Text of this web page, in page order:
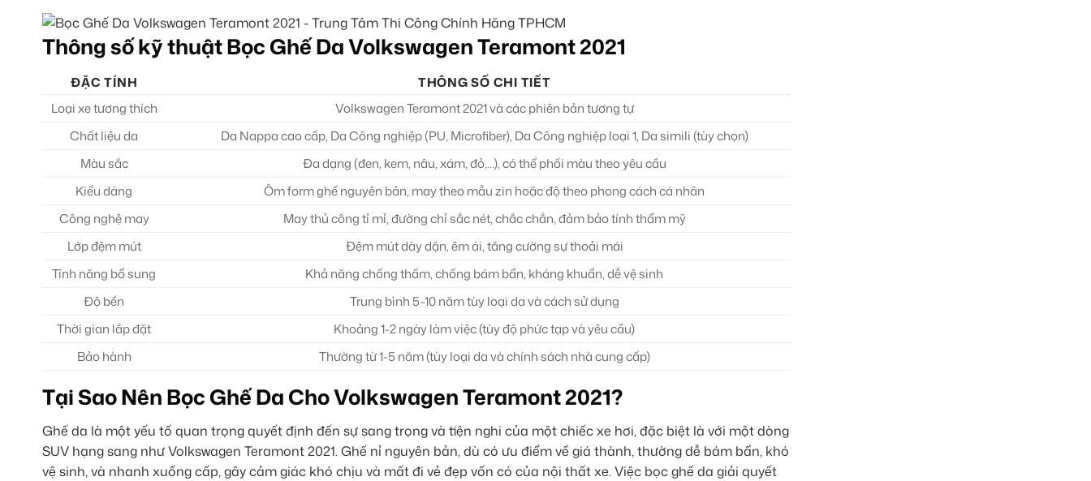
Thông số kỹ thuật Bọc Ghế Da Volkswagen Teramont 2021
ĐẶC TÍNH
THÔNG SỐ CHI TIẾT
Loại xe tương thích
Volkswagen Teramont 2021 và các phiên bản tương tự
Chất liệu da
Da Nappa cao cấp, Da Công nghiệp (PU, Microfiber), Da Công nghiệp loại 1, Da simili (tùy chọn)
Màu sắc
Đa dạng (đen, kem, nâu, xám, đỏ,…), có thể phối màu theo yêu cầu
Kiểu dáng
Ôm form ghế nguyên bản, may theo mẫu zin hoặc độ theo phong cách cá nhân
Công nghệ may
May thủ công tỉ mỉ, đường chỉ sắc nét, chắc chắn, đảm bảo tính thẩm mỹ
Lớp đệm mút
Đệm mút dày dặn, êm ái, tăng cường sự thoải mái
Tính năng bổ sung
Khả năng chống thấm, chống bám bẩn, kháng khuẩn, dễ vệ sinh
Độ bền
Trung bình 5-10 năm tùy loại da và cách sử dụng
Thời gian lắp đặt
Khoảng 1-2 ngày làm việc (tùy độ phức tạp và yêu cầu)
Bảo hành
Thường từ 1-5 năm (tùy loại da và chính sách nhà cung cấp)
Tại Sao Nên Bọc Ghế Da Cho Volkswagen Teramont 2021?
Ghế da là một yếu tố quan trọng quyết định đến sự sang trọng và tiện nghi của một chiếc xe hơi, đặc biệt là với một dòng
SUV hạng sang như Volkswagen Teramont 2021. Ghế nỉ nguyên bản, dù có ưu điểm về giá thành, thường dễ bám bẩn, khó
vệ sinh, và nhanh xuống cấp, gây cảm giác khó chịu và mất đi vẻ đẹp vốn có của nội thất xe. Việc bọc ghế da giải quyết